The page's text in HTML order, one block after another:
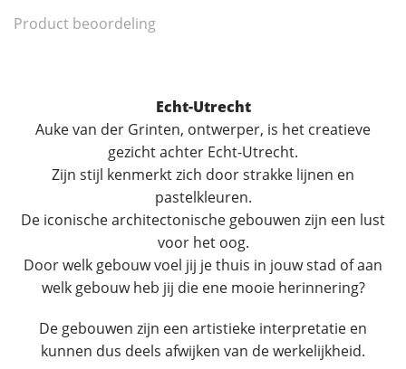
Product beoordeling
Echt-Utrecht
Auke van der Grinten, ontwerper, is het creatieve
gezicht achter Echt-Utrecht.
Zijn stijl kenmerkt zich door strakke lijnen en
pastelkleuren.
De iconische architectonische gebouwen zijn een lust
voor het oog.
Door welk gebouw voel jij je thuis in jouw stad of aan
welk gebouw heb jij die ene mooie herinnering?
De gebouwen zijn een artistieke interpretatie en
kunnen dus deels afwijken van de werkelijkheid.